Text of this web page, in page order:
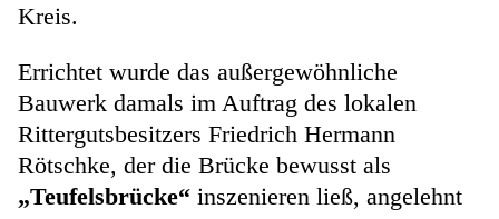
Kreis.
Errichtet wurde das außergewöhnliche
Bauwerk damals im Auftrag des lokalen
Rittergutsbesitzers Friedrich Hermann
Rötschke, der die Brücke bewusst als
„Teufelsbrücke“ inszenieren ließ, angelehnt